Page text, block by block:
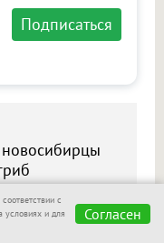
Подписаться
с
и для
Согласен